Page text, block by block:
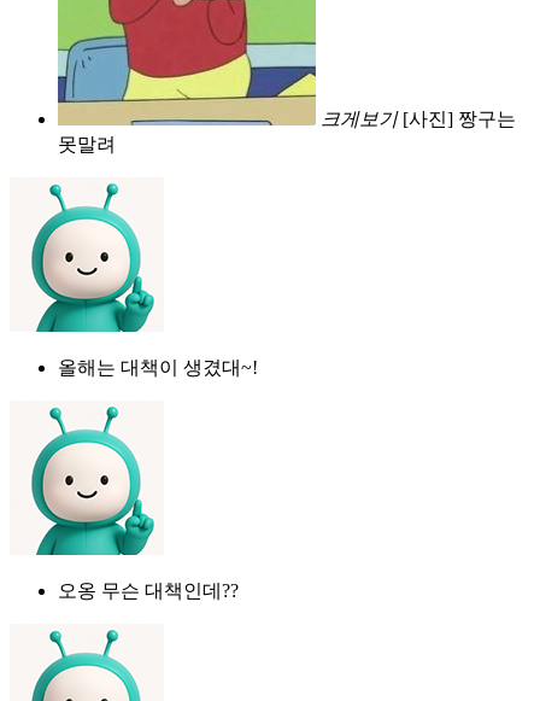
크게보기 [사진] 짱구는
못말려
올해는 대책이 생겼대~!
오옹 무슨 대책인데??